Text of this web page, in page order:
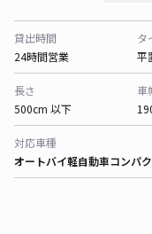
貸出時間
24時間営業
タ
平
長さ
500cm 以下
車
対応車種
オートバイ軽自動車コンパ